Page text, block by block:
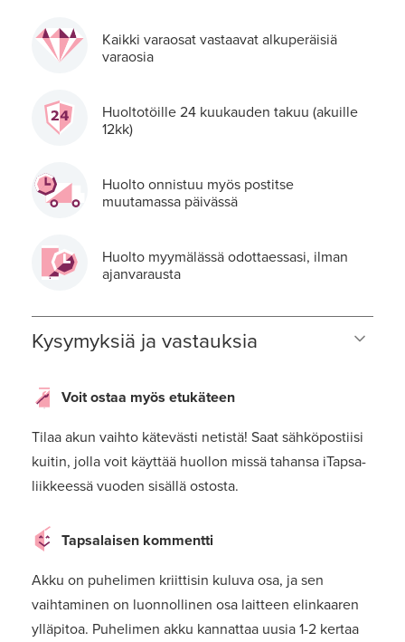
Kaikki varaosat vastaavat alkuperäisiä
varaosia
Huoltotöille 24 kuukauden takuu (akuille
12kk)
Huolto onnistuu myös postitse
muutamassa päivässä
Huolto myymälässä odottaessasi, ilman
ajanvarausta
Kysymyksiä ja vastauksia
Voit ostaa myös etukäteen
Tilaa akun vaihto kätevästi netistä! Saat sähköpostiisi
kuitin, jolla voit käyttää huollon missä tahansa iTapsa-
liikkeessä vuoden sisällä ostosta.
Tapsalaisen kommentti
Akku on puhelimen kriittisin kuluva osa, ja sen
vaihtaminen on luonnollinen osa laitteen elinkaaren
ylläpitoa. Puhelimen akku kannattaa uusia 1-2 kertaa